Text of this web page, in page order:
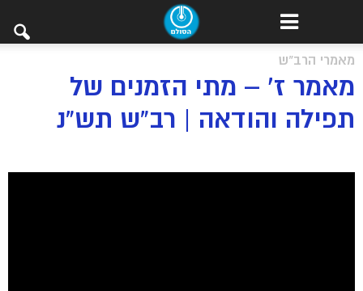
מאמרי הרב"ש
מאמר ז’ – מתי הזמנים של
תפילה והודאה | רב”ש תש”נ